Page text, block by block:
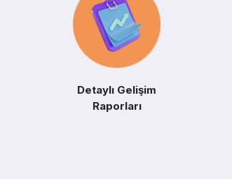
Detaylı Gelişim
Raporları